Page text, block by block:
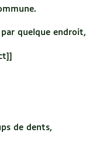
quelque endroit,
de dents,